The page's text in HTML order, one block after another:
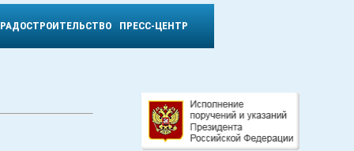
ПРЕСС-ЦЕНТР